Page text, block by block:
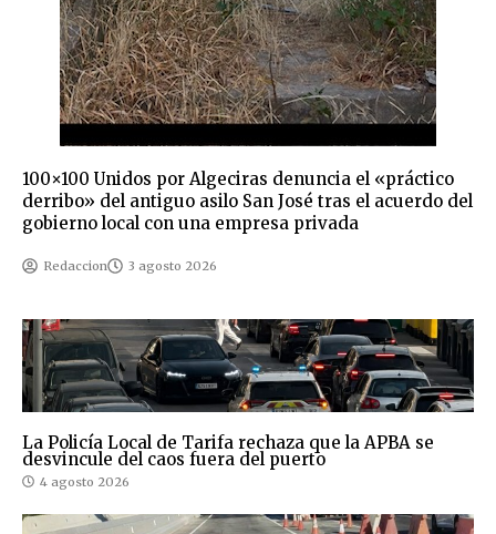
100×100 Unidos por Algeciras denuncia el «práctico
derribo» del antiguo asilo San José tras el acuerdo del
gobierno local con una empresa privada
Redaccion 3 agosto 2026
La Policía Local de Tarifa rechaza que la APBA se
desvincule del caos fuera del puerto
4 agosto 2026